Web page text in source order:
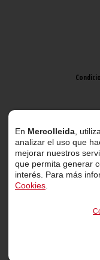
© 2026 Mercolleida.
En Mercolleida ,
analizar el uso que
mejorar nuestros
que permita generar
interés. Para más
Cookies